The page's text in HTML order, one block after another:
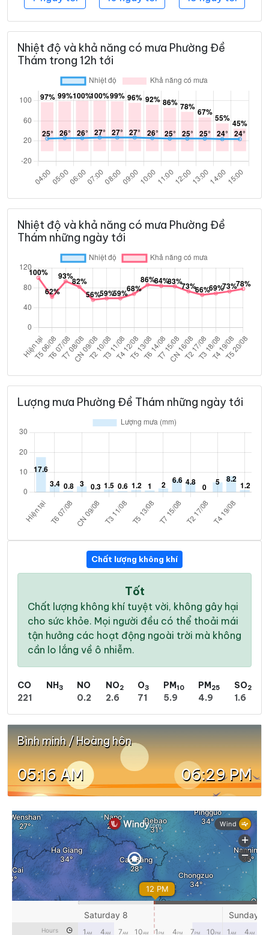
Nhiệt độ và khả năng có mưa Phường Đề
Thám trong 12h tới
Nhiệt độ và khả năng có mưa Phường Đề
Thám những ngày tới
Lượng mưa Phường Đề Thám những ngày tới
Chất lượng không khí
Tốt
Chất lượng không khí tuyệt vời, không gây hại
cho sức khỏe. Mọi người đều có thể thoải mái
tận hưởng các hoạt động ngoài trời mà không
cần lo lắng về ô nhiễm.
CO
221
NH3
NO
0.2
NO2
2.6
O3
71
PM10
5.9
PM25
4.9
SO2
1.6
Bình minh / Hoàng hôn
05:16 AM 06:29 PM